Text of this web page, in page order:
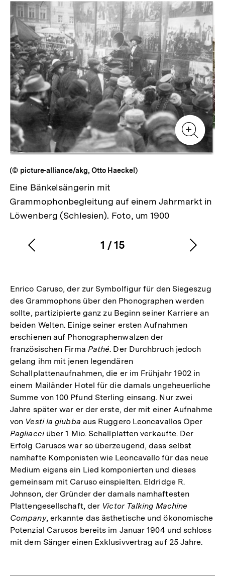
Inhaltskarussell
überspringen
Zur
Zur
Zur
Galerieansicht
(© picture-alliance/akg, Otto Haeckel)
Eine Bänkelsängerin mit
Grammophonbegleitung auf einem Jahrmarkt in
Löwenberg (Schlesien). Foto, um 1900
Karussellinhalt
1
von
/15
Vorherigen
Enrico Caruso, der zur Symbolfigur für den Siegeszug
des Grammophons über den Phonographen werden
sollte, partizipierte ganz zu Beginn seiner Karriere an
beiden Welten. Einige seiner ersten Aufnahmen
erschienen auf Phonographenwalzen der
französischen Firma Pathé. Der Durchbruch jedoch
gelang ihm mit jenen legendären
Schallplattenaufnahmen, die er im Frühjahr 1902 in
einem Mailänder Hotel für die damals ungeheuerliche
Summe von 100 Pfund Sterling einsang. Nur zwei
Jahre später war er der erste, der mit einer Aufnahme
von Vesti la giubba aus Ruggero Leoncavallos Oper
Pagliacciüber 1 Mio. Schallplatten verkaufte. Der
Erfolg Carusos war so überzeugend, dass selbst
namhafte Komponisten wie Leoncavallo für das neue
Medium eigens ein Lied komponierten und dieses
gemeinsam mit Caruso einspielten. Eldridge R.
Johnson, der Gründer der damals namhaftesten
Plattengesellschaft, der Victor Talking Machine
Company, erkannte das ästhetische und ökonomische
Potenzial Carusos bereits im Januar 1904 und schloss
mit dem Sänger einen Exklusivvertrag auf 25 Jahre.